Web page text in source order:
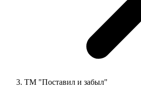
ТМ "Поставил и забыл"